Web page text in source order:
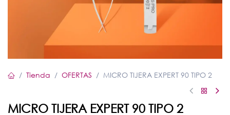
Tienda OFERTAS MICRO TIJERA EXPERT 90 TIPO 2
MICRO TIJERA EXPERT 90 TIPO 2